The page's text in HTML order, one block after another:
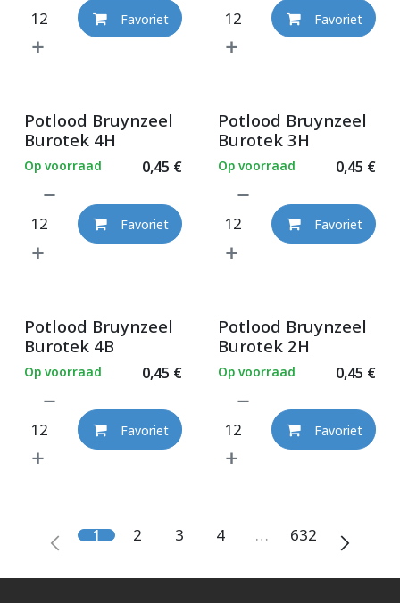
Favoriet Favoriet
Potlood Bruynzeel
Burotek 4H
0,45 €
Op voorraad
Favoriet
Potlood Bruynzeel
Burotek 3H
0,45 €
Op voorraad
Favoriet
Potlood Bruynzeel
Burotek 4B
0,45 €
Op voorraad
Favoriet
Potlood Bruynzeel
Burotek 2H
0,45 €
Op voorraad
Favoriet
1 2 3 4 … 632